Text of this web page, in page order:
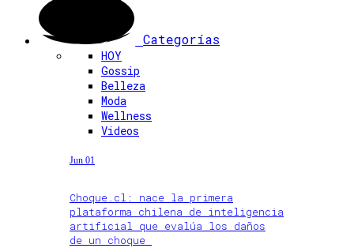
Categorías
HOY
Gossip
Belleza
Moda
Wellness
Videos
Jun 01
Choque.cl: nace la primera
plataforma chilena de inteligencia
artificial que evalúa los daños
de un choque